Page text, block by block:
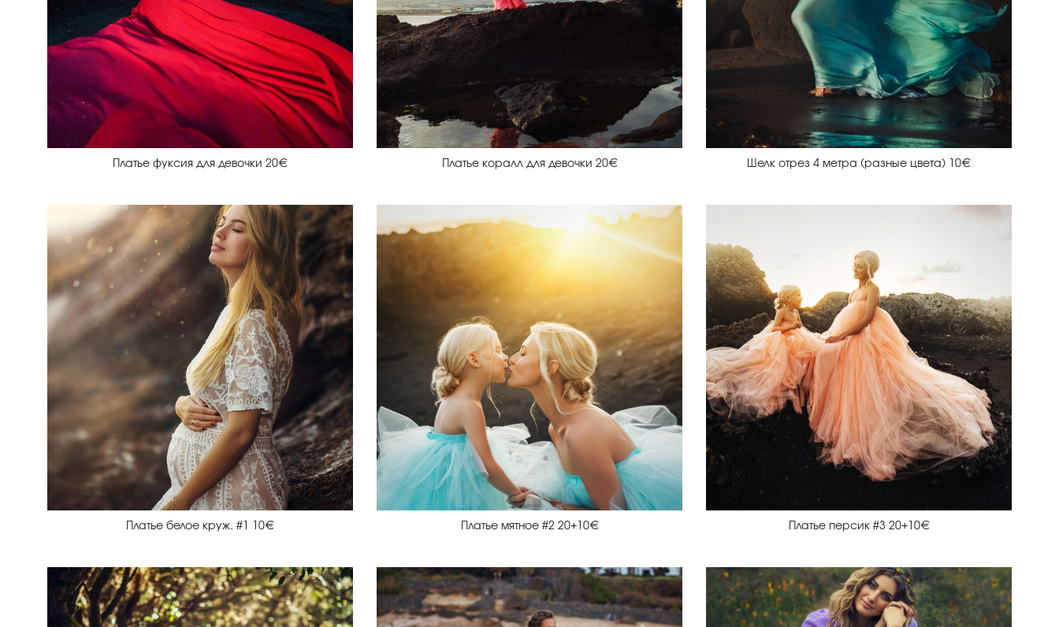
Платье фуксия для девочки 20€ Платье коралл для девочки 20€ Шелк отрез 4 метра (разные цвета) 10€
Платье белое круж. #1 10€ Платье мятное #2 20+10€ Платье персик #3 20+10€